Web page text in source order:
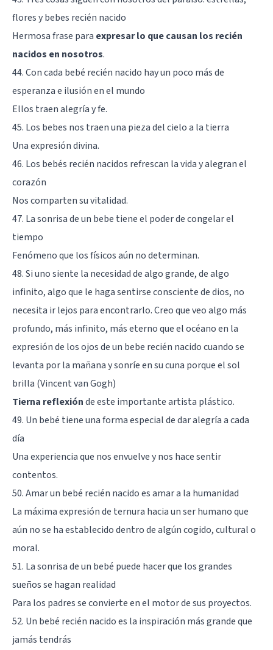
flores y bebes recién nacido
Hermosa frase para expresar lo que causan los recién
nacidos en nosotros.
44. Con cada bebé recién nacido hay un poco más de
esperanza e ilusión en el mundo
Ellos traen alegría y fe.
45. Los bebes nos traen una pieza del cielo a la tierra
Una expresión divina.
46. Los bebés recién nacidos refrescan la vida y alegran el
corazón
Nos comparten su vitalidad.
47. La sonrisa de un bebe tiene el poder de congelar el
tiempo
Fenómeno que los físicos aún no determinan.
48. Si uno siente la necesidad de algo grande, de algo
infinito, algo que le haga sentirse consciente de dios, no
necesita ir lejos para encontrarlo. Creo que veo algo más
profundo, más infinito, más eterno que el océano en la
expresión de los ojos de un bebe recién nacido cuando se
levanta por la mañana y sonríe en su cuna porque el sol
brilla (Vincent van Gogh)
Tierna reflexiónde este importante artista plástico.
49. Un bebé tiene una forma especial de dar alegría a cada
día
Una experiencia que nos envuelve y nos hace sentir
contentos.
50. Amar un bebé recién nacido es amar a la humanidad
La máxima expresión de ternura hacia un ser humano que
aún no se ha establecido dentro de algún cogido, cultural o
moral.
51. La sonrisa de un bebé puede hacer que los grandes
sueños se hagan realidad
Para los padres se convierte en el motor de sus proyectos.
52. Un bebé recién nacido es la inspiración más grande que
jamás tendrás